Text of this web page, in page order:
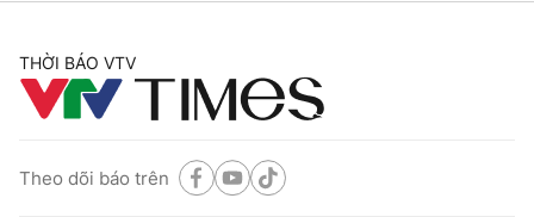
THỜI BÁO VTV
Theo dõi báo trên